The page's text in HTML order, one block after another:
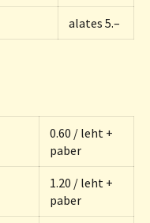
alates 5.–
0.60 / leht +
paber
1.20 / leht +
paber